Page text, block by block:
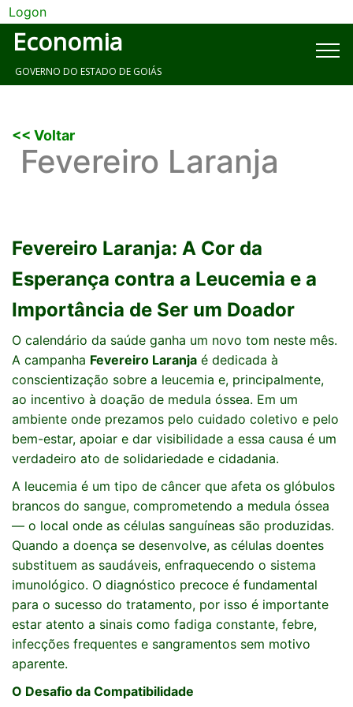
Logon
Economia
GOVERNO DO ESTADO DE GOIÁS
<< Voltar
Fevereiro Laranja
Fevereiro Laranja: A Cor da
Esperança contra a Leucemia e a
Importância de Ser um Doador​
O calendário da saúde ganha um novo tom neste mês.
A campanha Fevereiro Laranja é dedicada à
conscientização sobre a leucemia e, principalmente,
ao incentivo à doação de medula óssea. Em um
ambiente onde prezamos pelo cuidado coletivo e pelo
bem-estar, apoiar e dar visibilidade a essa causa é um
verdadeiro ato de solidariedade e cidadania.
A leucemia é um tipo de câncer que afeta os glóbulos
brancos do sangue, comprometendo a medula óssea
— o local onde as células sanguíneas são produzidas.
Quando a doença se desenvolve, as células doentes
substituem as saudáveis, enfraquecendo o sistema
imunológico. O diagnóstico precoce é fundamental
para o sucesso do tratamento, por isso é importante
estar atento a sinais como fadiga constante, febre,
infecções frequentes e sangramentos sem motivo
aparente.
O Desafio da Compatibilidade